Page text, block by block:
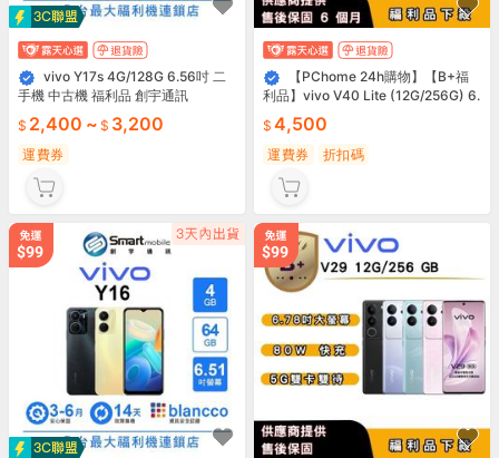
vivo Y17s 4G/128G 6.56吋 二
手機 中古機 福利品 創宇通訊
2,400 ~ 3,200
運費券
【PChome 24h購物】【B+福
利品】vivo V40 Lite (12G/256G) 6.
4,500
運費券 折扣碼